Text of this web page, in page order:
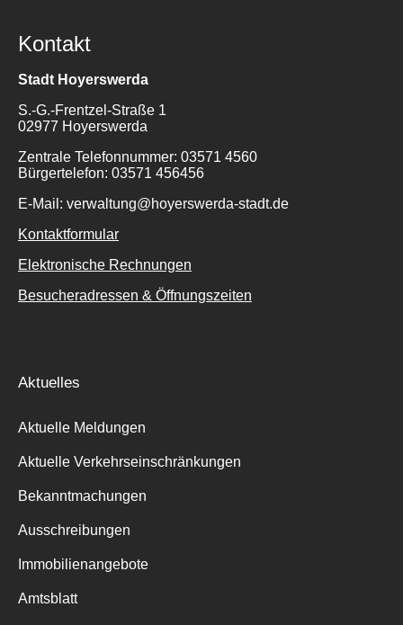
Kontakt
Stadt Hoyerswerda
S.-G.-Frentzel-Straße 1
02977 Hoyerswerda
Zentrale Telefonnummer: 03571 4560
Bürgertelefon: 03571 456456
E-Mail: verwaltung@hoyerswerda-stadt.de
Kontaktformular
Elektronische Rechnungen
Besucheradressen & Öffnungszeiten
Aktuelles
Aktuelle Meldungen
Aktuelle Verkehrseinschränkungen
Bekanntmachungen
Ausschreibungen
Immobilienangebote
Amtsblatt